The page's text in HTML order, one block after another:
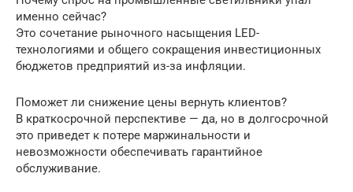
именно сейчас?
Это сочетание рыночного насыщения LED-
технологиями и общего сокращения инвестиционных
бюджетов предприятий из-за инфляции.
Поможет ли снижение цены вернуть клиентов?
В краткосрочной перспективе — да, но в долгосрочной
это приведет к потере маржинальности и
невозможности обеспечивать гарантийное
обслуживание.